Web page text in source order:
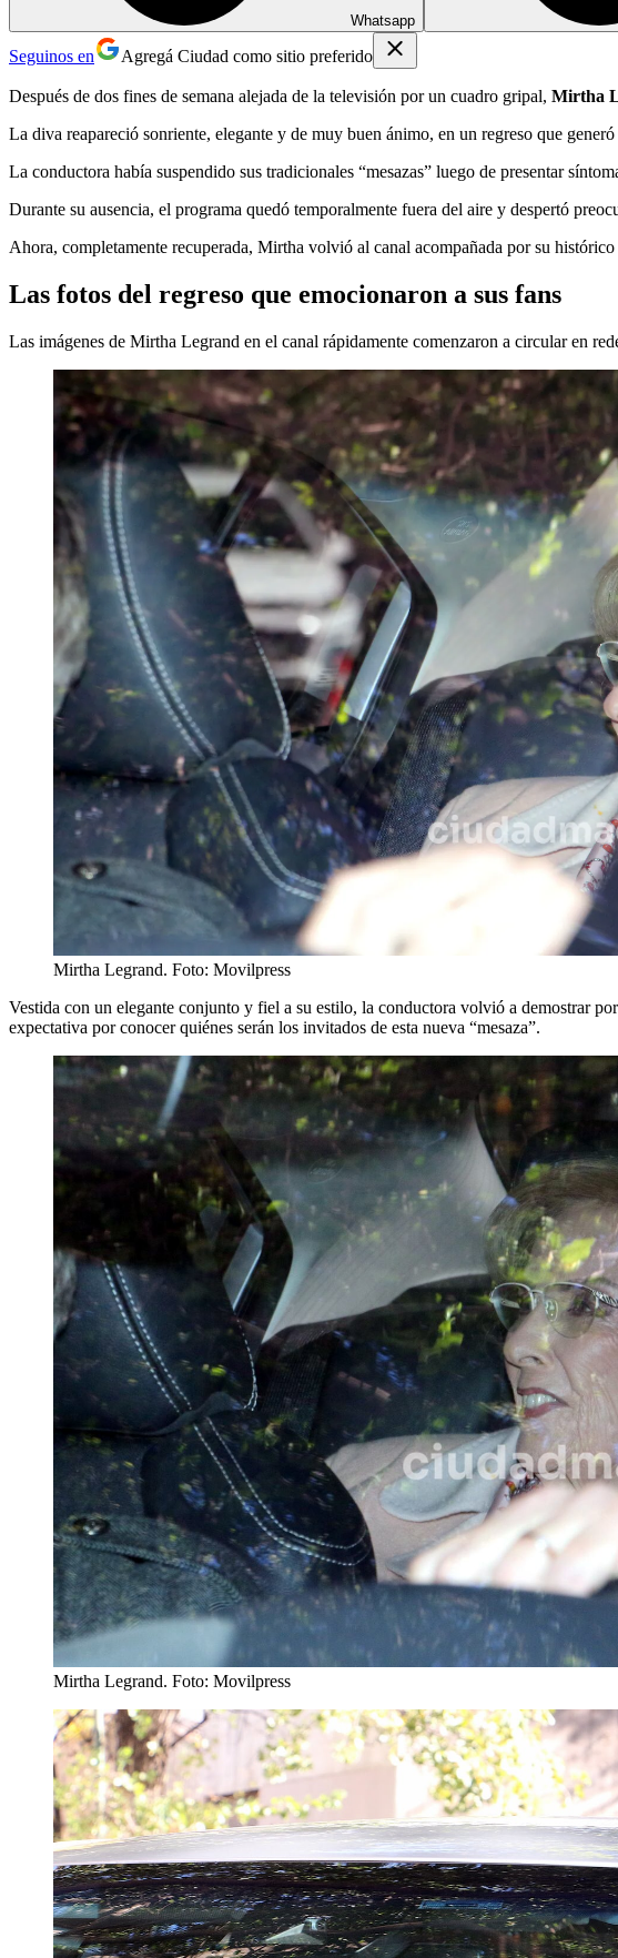
Whatsapp
Seguinos en Agregá Ciudad como sitio preferido
Después de dos fines de semana alejada de la televisión por un cuadro gripal, Mirtha
La diva reapareció sonriente, elegante y de muy buen ánimo, en un regreso que
La conductora había suspendido sus tradicionales “mesazas” luego de presentar
Durante su ausencia, el programa quedó temporalmente fuera del aire y despertó
Ahora, completamente recuperada, Mirtha volvió al canal acompañada por su
Las fotos del regreso que emocionaron a sus fans
Las imágenes de Mirtha Legrand en el canal rápidamente comenzaron a circular en
Mirtha Legrand. Foto: Movilpress
Vestida con un elegante conjunto y fiel a su estilo, la conductora volvió a demostrar
expectativa por conocer quiénes serán los invitados de esta nueva “mesaza”.
Mirtha Legrand. Foto: Movilpress